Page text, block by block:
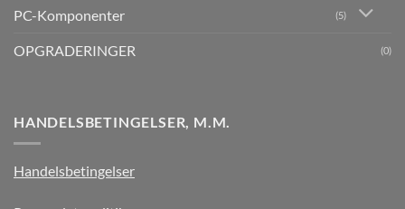
PC-Komponenter (5)
OPGRADERINGER (0)
HANDELSBETINGELSER, M.M.
Handelsbetingelser